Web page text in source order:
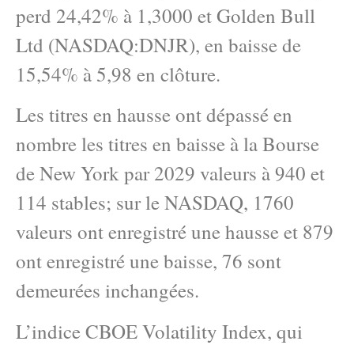
perd 24,42% à 1,3000 et Golden Bull
Ltd (NASDAQ:DNJR), en baisse de
15,54% à 5,98 en clôture.
Les titres en hausse ont dépassé en
nombre les titres en baisse à la Bourse
de New York par 2029 valeurs à 940 et
114 stables; sur le NASDAQ, 1760
valeurs ont enregistré une hausse et 879
ont enregistré une baisse, 76 sont
demeurées inchangées.
L’indice CBOE Volatility Index, qui